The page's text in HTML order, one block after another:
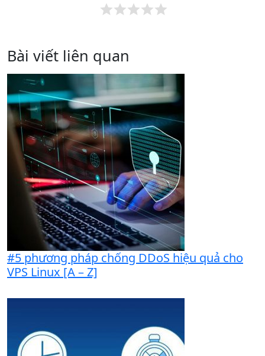
Bài viết liên quan
#5 phương pháp chống DDoS hiệu quả cho
VPS Linux [A – Z]